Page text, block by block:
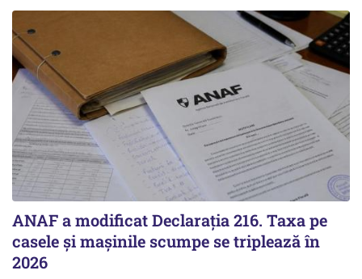
ANAF a modificat Declarația 216. Taxa pe
casele și mașinile scumpe se triplează în
2026